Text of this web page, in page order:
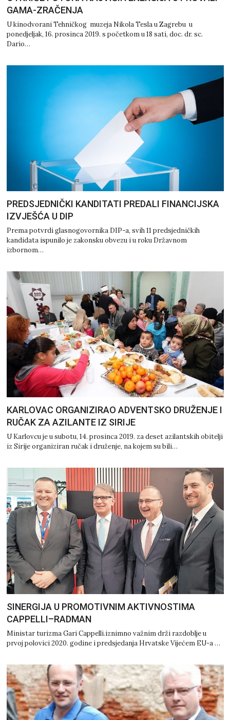
GAMA-ZRAČENJA
U kinodvorani Tehničkog muzeja Nikola Tesla u Zagrebu u
ponedjeljak, 16. prosinca 2019. s početkom u 18 sati, doc. dr. sc.
Dario…
PREDSJEDNIČKI KANDITATI PREDALI FINANCIJSKA
IZVJEŠĆA U DIP
Prema potvrdi glasnogovornika DIP-a, svih 11 predsjedničkih
kandidata ispunilo je zakonsku obvezu i u roku Državnom
izbornom…
KARLOVAC ORGANIZIRAO ADVENTSKO DRUŽENJE I
RUČAK ZA AZILANTE IZ SIRIJE
U Karlovcu je u subotu, 14. prosinca 2019. za deset azilantskih obitelji
iz Sirije organiziran ručak i druženje, na kojem su bili…
SINERGIJA U PROMOTIVNIM AKTIVNOSTIMA
CAPPELLI–RADMAN
Ministar turizma Gari Cappelli.iznimno važnim drži razdoblje u
prvoj polovici 2020. godine i predsjedanja Hrvatske Vijećem EU-a …